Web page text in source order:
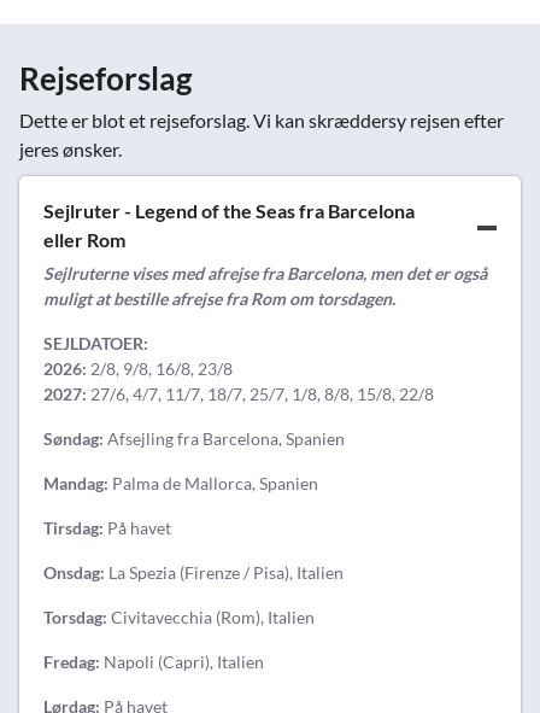
Rejseforslag
Dette er blot et rejseforslag. Vi kan skræddersy rejsen efter
jeres ønsker.
Sejlruter - Legend of the Seas fra Barcelona
eller Rom
Sejlruterne vises med afrejse fra Barcelona, men det er også
muligt at bestille afrejse fra Rom om torsdagen.
SEJLDATOER:
2026: 2/8, 9/8, 16/8, 23/8
2027: 27/6, 4/7, 11/7, 18/7, 25/7, 1/8, 8/8, 15/8, 22/8
Søndag: Afsejling fra Barcelona, Spanien
Mandag: Palma de Mallorca, Spanien
Tirsdag: På havet
Onsdag: La Spezia (Firenze / Pisa), Italien
Torsdag: Civitavecchia (Rom), Italien
Fredag: Napoli (Capri), Italien
Lørdag: På havet